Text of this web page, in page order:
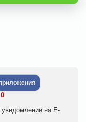
0
уведомление на E-